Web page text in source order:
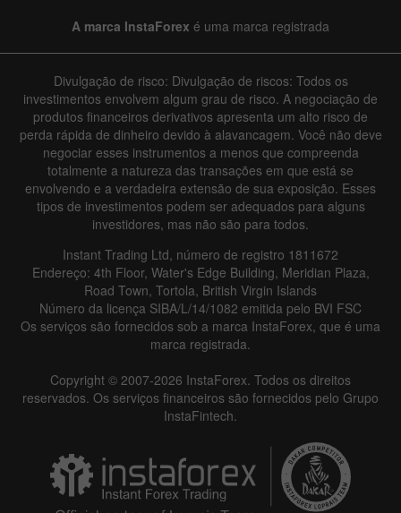
A marca InstaForex é uma marca registrada
Divulgação de risco: Divulgação de riscos: Todos os
investimentos envolvem algum grau de risco. A negociação de
produtos financeiros derivativos apresenta um alto risco de
perda rápida de dinheiro devido à alavancagem. Você não deve
negociar esses instrumentos a menos que compreenda
totalmente a natureza das transações em que está se
envolvendo e a verdadeira extensão de sua exposição. Esses
tipos de investimentos podem ser adequados para alguns
investidores, mas não são para todos.
Instant Trading Ltd, número de registro 1811672
Endereço: 4th Floor, Water's Edge Building, Meridian Plaza,
Road Town, Tortola, British Virgin Islands
Número da licença SIBA/L/14/1082 emitida pelo BVI FSC
Os serviços são fornecidos sob a marca InstaForex, que é uma
marca registrada.
Copyright © 2007-2026 InstaForex. Todos os direitos
reservados. Os serviços financeiros são fornecidos pelo Grupo
InstaFintech.